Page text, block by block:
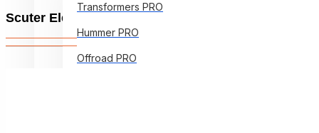
Transformers PRO
Hummer PRO
Offroad PRO
Scuter Electric Horwin EK1 Limited Edition,